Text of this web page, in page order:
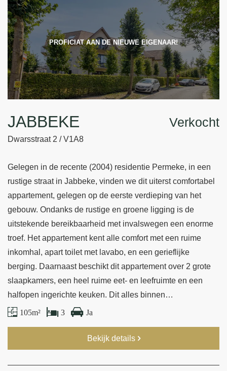
PROFICIAT AAN DE NIEUWE EIGENAAR!
JABBEKE
Dwarsstraat 2 / V1A8
Verkocht
Gelegen in de recente (2004) residentie Permeke, in een
rustige straat in Jabbeke, vinden we dit uiterst comfortabel
appartement, gelegen op de eerste verdieping van het
gebouw. Ondanks de rustige en groene ligging is de
uitstekende bereikbaarheid met invalswegen een enorme
troef. Het appartement kent alle comfort met een ruime
inkomhal, apart toilet met lavabo, en een gerieflijke
berging. Daarnaast beschikt dit appartement over 2 grote
slaapkamers, een heel ruime eet- en leefruimte en een
halfopen ingerichte keuken. Dit alles binnen…
105 m² 3 Ja
Bekijk details